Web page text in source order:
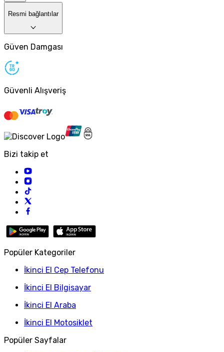
Resmi bağlantılar
Güven Damgası
Güvenli Alışveriş
Bizi takip et
Popüler Kategoriler
İkinci El Cep Telefonu
İkinci El Bilgisayar
İkinci El Araba
İkinci El Motosiklet
Popüler Sayfalar